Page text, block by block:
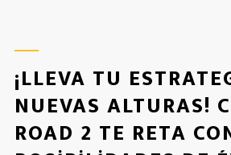
¡LLEVA TU
NUEVAS ALTURAS!
ROAD 2 TE RETA